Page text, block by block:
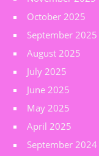
October 2025
September 2025
August 2025
July 2025
June 2025
May 2025
April 2025
September 2024